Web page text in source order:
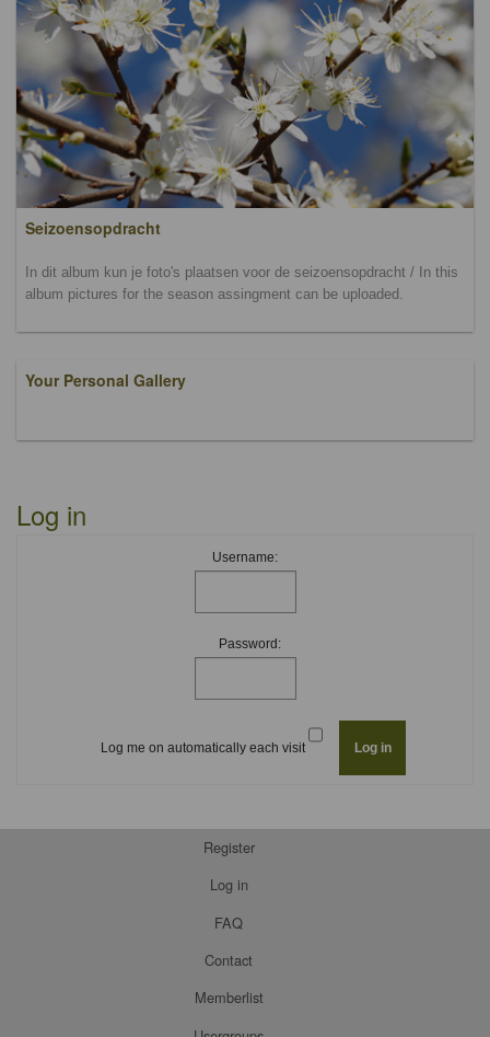
Seizoensopdracht
In dit album kun je foto's plaatsen voor de seizoensopdracht / In this
album pictures for the season assingment can be uploaded.
Your Personal Gallery
Log in
Username:
Password:
Log me on automatically each visit
Register
Log in
FAQ
Contact
Memberlist